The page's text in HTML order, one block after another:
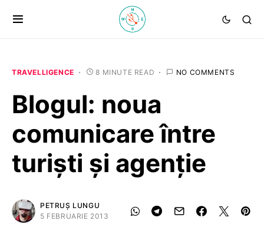
TRAVELLIGENCE 8 MINUTE READ NO COMMENTS
Blogul: noua
comunicare între
turişti şi agenţie
PETRUȘ LUNGU
5 FEBRUARIE 2013